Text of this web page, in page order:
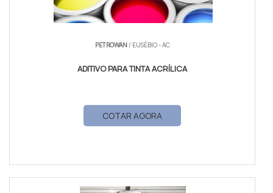
PETROWAN/ EUSÉBIO - AC
ADITIVO PARA TINTA ACRÍLICA
COTAR AGORA